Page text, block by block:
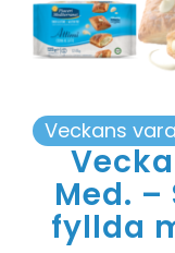
Veckans vara
Med.
fyllda